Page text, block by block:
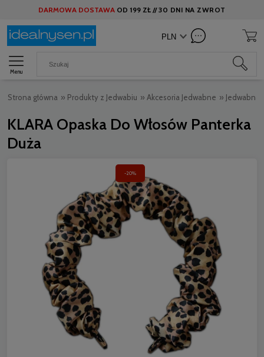
DARMOWA DOSTAWA OD 199 ZŁ //30 DNI NA ZWROT
Menu
Strona główna » Produkty z Jedwabiu » Akcesoria Jedwabne » Jedwabna
KLARA Opaska Do Włosów Panterka
Duża
-20%